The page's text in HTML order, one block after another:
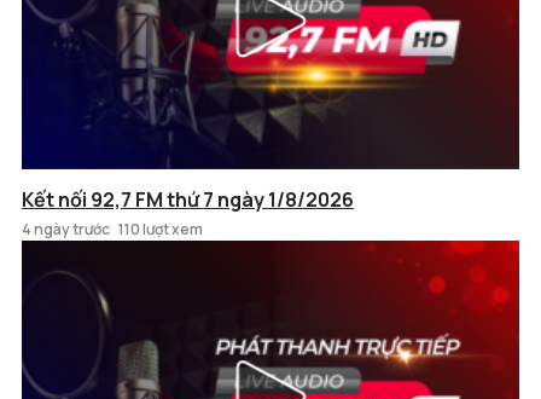
Kết nối 92,7 FM thứ 7 ngày 1/8/2026
4 ngày trước 110 lượt xem